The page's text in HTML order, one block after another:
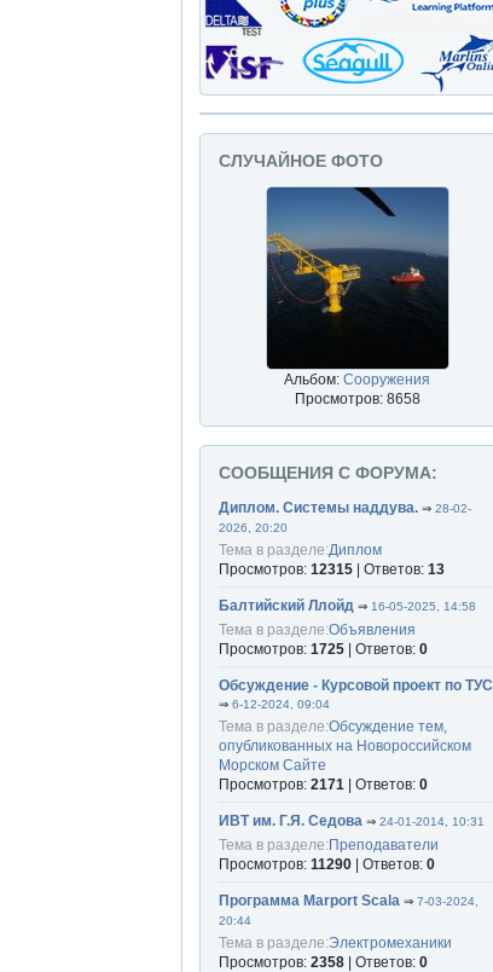
СЛУЧАЙНОЕ ФОТО
Альбом: Сооружения
Просмотров: 8658
СООБЩЕНИЯ С ФОРУМА:
Диплом. Системы наддува. ⇒ 28-02-
2026, 20:20
Тема в разделе:Диплом
Просмотров: 12315 | Ответов: 13
Балтийский Ллойд ⇒ 16-05-2025, 14:58
Тема в разделе:Объявления
Просмотров: 1725 | Ответов: 0
Обсуждение - Курсовой проект по ТУС
⇒ 6-12-2024, 09:04
Тема в разделе:Обсуждение тем,
опубликованных на Новороссийском
Морском Сайте
Просмотров: 2171 | Ответов: 0
ИВТ им. Г.Я. Седова ⇒ 24-01-2014, 10:31
Тема в разделе:Преподаватели
Просмотров: 11290 | Ответов: 0
Программа Marport Scala ⇒ 7-03-2024,
20:44
Тема в разделе:Электромеханики
Просмотров: 2358 | Ответов: 0